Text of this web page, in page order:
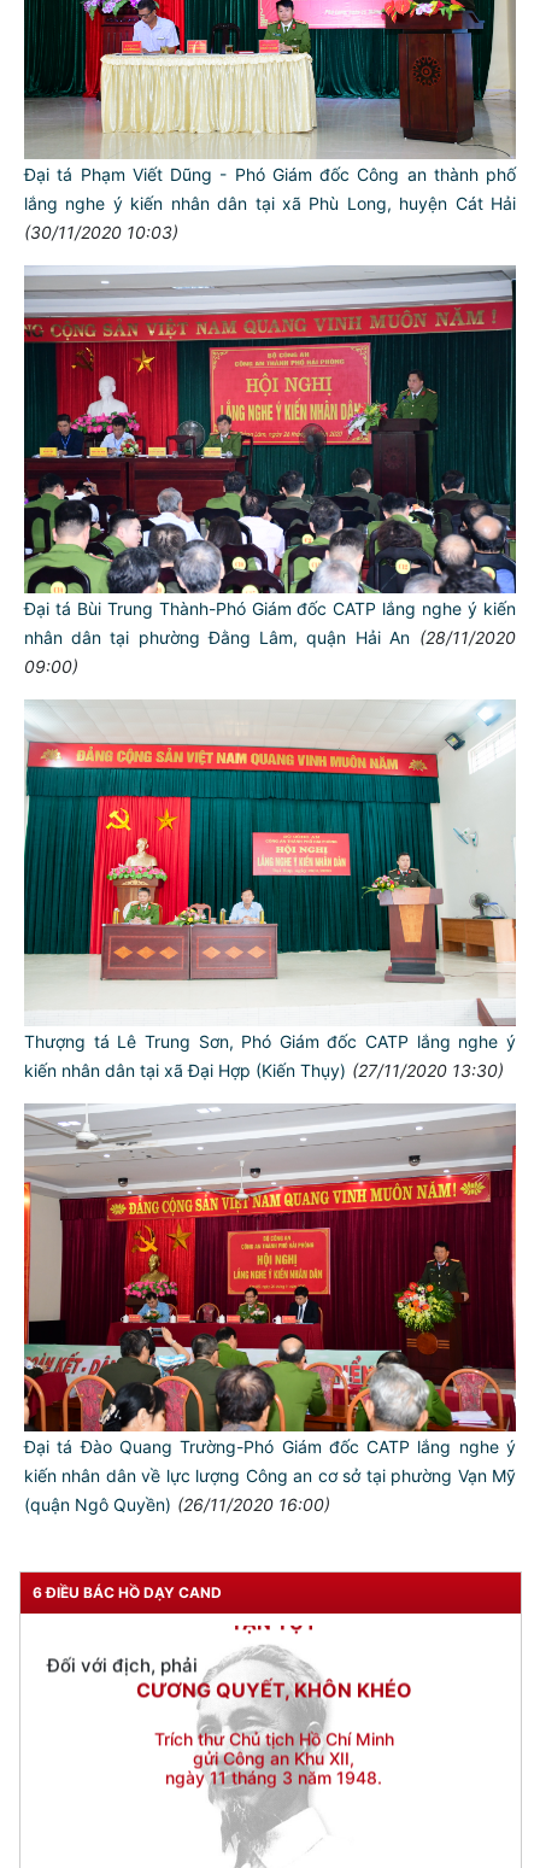
Đại tá Phạm Viết Dũng - Phó Giám đốc Công an thành phố
lắng nghe ý kiến nhân dân tại xã Phù Long, huyện Cát Hải
(30/11/2020 10:03)
Đại tá Bùi Trung Thành-Phó Giám đốc CATP lắng nghe ý kiến
nhân dân tại phường Đằng Lâm, quận Hải An (28/11/2020
09:00)
Thượng tá Lê Trung Sơn, Phó Giám đốc CATP lắng nghe ý
kiến nhân dân tại xã Đại Hợp (Kiến Thụy) (27/11/2020 13:30)
Đại tá Đào Quang Trường-Phó Giám đốc CATP lắng nghe ý
kiến nhân dân về lực lượng Công an cơ sở tại phường Vạn Mỹ
(quận Ngô Quyền) (26/11/2020 16:00)
6 ĐIỀU BÁC HỒ DẠY CAND
TƯ CÁCH
NGƯỜI CÔNG AN CÁCH MỆNH LÀ:
Đối với tự mình, phải
CẦN, KIỆM, LIÊM, CHÍNH
Đối với đồng sự, phải
THÂN ÁI GIÚP ĐỠ
Đối với chính phủ, phải
TUYỆT ĐỐI TRUNG THÀNH
Đối với nhân dân, phải
KÍNH TRỌNG LỄ PHÉP
Đối với công việc, phải
Đối với địch, phải
CƯƠNG QUYẾT, KHÔN KHÉO
Trích thư Chủ tịch Hồ Chí Minh
gửi Công an Khu XII,
ngày 11 tháng 3 năm 1948.